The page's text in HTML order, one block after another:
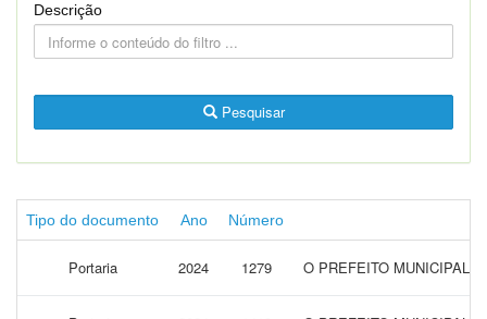
Descrição
Pesquisar
Tipo do documento Ano Número
Portaria 2024 1279 O PREFEITO MUNICIPAL